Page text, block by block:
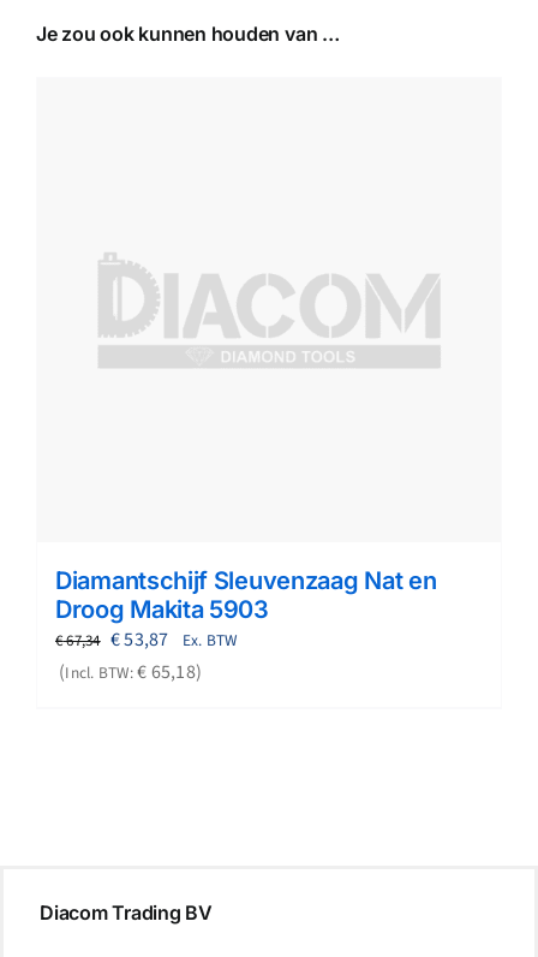
Je zou ook kunnen houden van …
Diamantschijf Sleuvenzaag Nat en
Droog Makita 5903
€67,34 Oorspronkelijke
prijs
€53,87Huidige
prijs
Ex. BTW
Incl. BTW:€65,18
Diacom Trading BV